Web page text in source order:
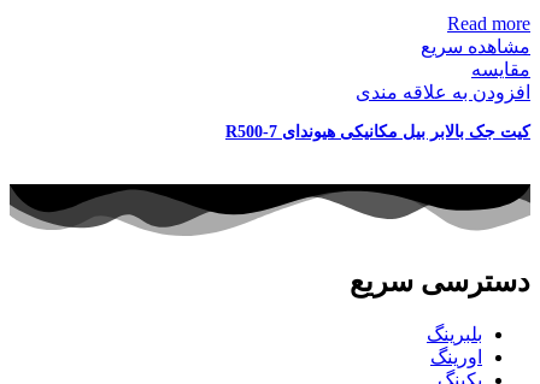
Read more
مشاهده سریع
مقایسه
افزودن به علاقه مندی
کیت جک بالابر بیل مکانیکی هیوندای R500-7
دسترسی سریع
بلبرینگ
اورینگ
پکینگ